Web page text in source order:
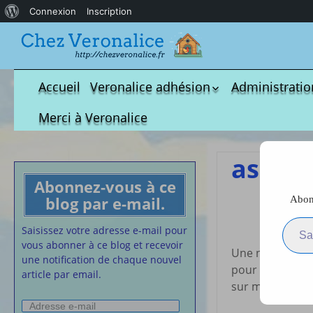
Accueil
Veronalice adhésion
Qui est-elle ?
Adhésion demandes
S.M.I.C et
Affiches
Convention
Lettres Types
Projet
calendrier des
Vaccination
Cartes de
nounou
Merci à Veronalice
Abonnez-vous à ce
blog par e-mail.
Saisissez votre adresse e-mail pour
vous abonner à ce blog et recevoir
une notification de chaque nouvel
article par email.
Adresse
as tu
Une nouvelle
pour amuser
sur mon
Saisissez votre adresse
propos
Connexion Inscription